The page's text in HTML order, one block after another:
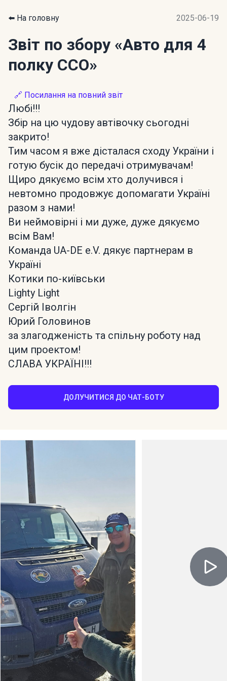
⬅️ На головну 2025-06-19
Звіт по збору «Авто для 4
полку ССО»
🔗 Посилання на повний звіт
Любі!!!
Збір на цю чудову автівочку сьогодні
закрито!
Тим часом я вже дісталася сходу України і
готую бусік до передачі отримувачам!
Щиро дякуємо всім хто долучився і
невтомно продовжує допомагати Україні
разом з нами!
Ви неймовірні і ми дуже, дуже дякуємо
всім Вам!
Команда UA-DE e.V. дякує партнерам в
Україні
Котики по-київськи
Lighty Light
Сергій Іволгін
Юрий Головинов
за злагодженість та спільну роботу над
цим проектом!
СЛАВА УКРАЇНІ!!!
ДОЛУЧИТИСЯ ДО ЧАТ-БОТУ